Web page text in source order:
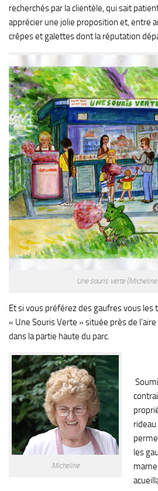
recherchés par la clientèle, qui sait
apprécier une jolie proposition et, entre
crêpes et galettes dont la réputation
Une souris verte
Et si vous préférez des gaufres vous les
« Une Souris Verte » située près de
dans la partie haute du parc.
Micheline
les